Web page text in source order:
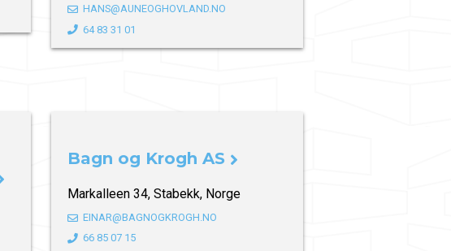
HANS@AUNEOGHOVLAND.NO
64 83 31 01
Bagn og Krogh AS
Markalleen 34, Stabekk, Norge
EINAR@BAGNOGKROGH.NO
66 85 07 15